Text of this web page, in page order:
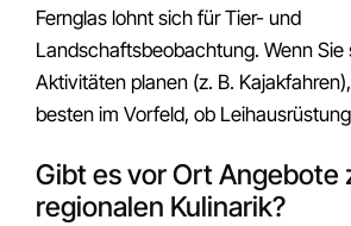
Fernglas lohnt sich für Tier- und
Landschaftsbeobachtung. Wenn Sie
Aktivitäten planen (z. B.
besten im Vorfeld, ob
Gibt es vor Ort Angebote
regionalen Kulinarik?